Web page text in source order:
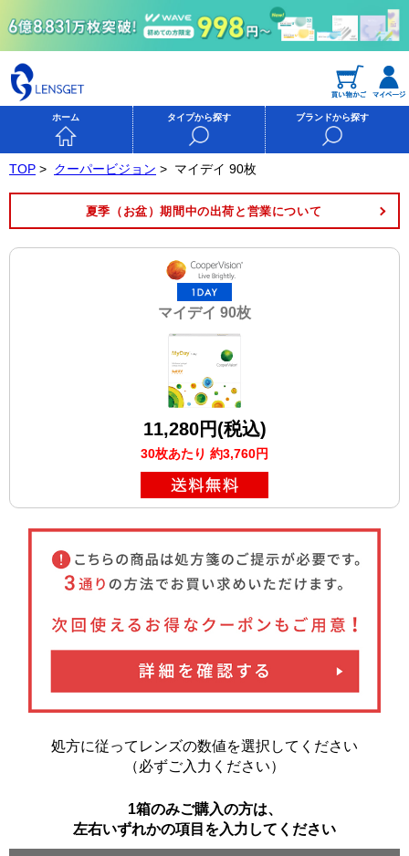
ホーム タイプから探す ブランドから探す
TOP > クーパービジョン > マイデイ 90枚
夏季（お盆）期間中の出荷と営業について
マイデイ 90枚
11,280円(税込)
30枚あたり 約3,760円
処方に従ってレンズの数値を選択してください
（必ずご入力ください）
1箱のみご購入の方は、
左右いずれかの項目を入力してください